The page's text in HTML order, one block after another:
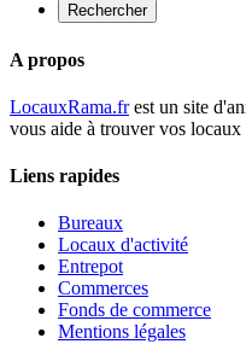
Rechercher
A propos
LocauxRama.frest un site
vous aide à trouver vos locaux
Liens rapides
Bureaux
Locaux d'activité
Entrepot
Commerces
Fonds de commerce
Mentions légales